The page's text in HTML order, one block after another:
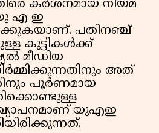
കർശനമായ നിയമ
യു എ ഇ
പതിനഞ്ച്
കുട്ടികൾക്ക്
മീഡിയ
അത്
പൂർണമായ
യുഎഇ